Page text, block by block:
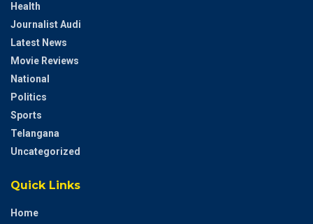
Health
Journalist Audi
Latest News
Movie Reviews
National
Politics
Sports
Telangana
Uncategorized
Quick Links
Home